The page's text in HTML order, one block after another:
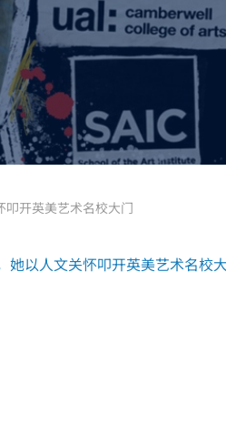
叩开英美艺术名校大门
她以人文关怀叩开英美艺术名校